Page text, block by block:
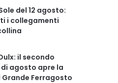
del 12 agosto:
i collegamenti
il secondo
agosto apre la
Ferragosto